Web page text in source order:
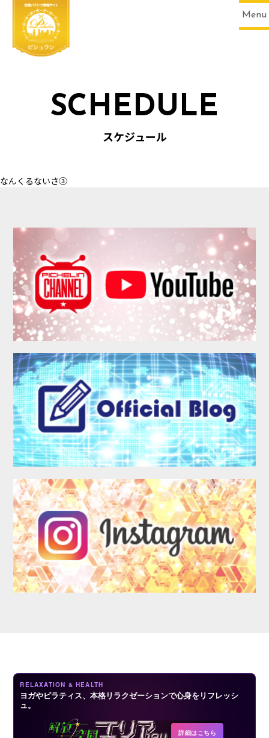
Menu
SCHEDULE
MEMBER
AUDITION
SCHEDULE
スケジュール
なんくるないさ③
RELAXATION & HEALTH
ヨガやピラティス、本格リラクゼーションで心身をリフレッシ
ュ。
詳細はこちら